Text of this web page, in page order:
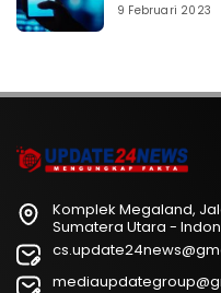
9 Februari 2023
Komplek Megaland,
Sumatera Utara -